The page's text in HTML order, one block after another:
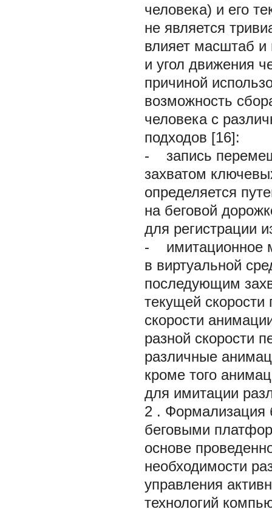
человека) и его
не является
влияет масштаб и
и угол движения
причиной
возможность
человека с
подходов [16]:
-
запись
захватом
определяется
на беговой
для регистрации
-
имитационное
в виртуальной
последующим
текущей
скорости
разной скорости
различные
кроме того
для имитации
2 . Формализация
беговыми
основе
необходимости
управления
технологий